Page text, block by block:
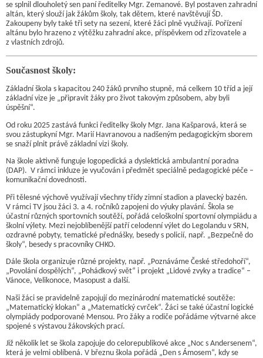
se splnil dlouholetý sen paní ředitelky Mgr. Zemanové. Byl postaven zahradní
altán, který slouží jak žákům školy, tak dětem, které navštěvují ŠD.
Zakoupeny byly také tři sety na sezení, které žáci plně využívají. Pořízení
altánu bylo hrazeno z výtěžku zahradní akce, příspěvkem od zřizovatele a
z vlastních zdrojů.
Současnost školy:
Základní škola s kapacitou 240 žáků prvního stupně, má celkem 10 tříd a její
základní vize je „připravit žáky pro život takovým způsobem, aby byli
úspěšní“.
Od roku 2025 zastává funkci ředitelky školy Mgr. Jana Kašparová, která se
svou zástupkyní Mgr. Marií Havranovou a nadšeným pedagogickým sborem
se snaží plnit právě základní vizi školy.
Na škole aktivně funguje logopedická a dyslektická ambulantní poradna
(DAP). V rámci inkluze je vyučován i předmět speciálně pedagogické péče –
komunikační dovednosti.
Při tělesné výchově využívají všechny třídy zimní stadion a plavecký bazén.
V rámci TV jsou žáci 3. a 4. ročníků zapojeni do výuky plavání. Škola se
účastní různých sportovních soutěží, pořádá celoškolní sportovní olympiádu a
školní výlety. Mezi nejoblíbenější patří celodenní výlet do Legolandu v SRN,
ozdravné pobyty, tematické přednášky, besedy s policií, např. „Bezpečně do
školy“, besedy s pracovníky CHKO.
Dále škola organizuje různé projekty, např. „Poznáváme České středohoří“,
„Povolání dospělých“, „Pohádkový svět“ i projekt „Lidové zvyky a tradice“ –
Vánoce, Velikonoce, Masopust a další.
Naši žáci se pravidelně zapojují do mezinárodní matematické soutěže:
„Matematický klokan“ a „Matematický cvrček“. Žáci se také účastní logické
olympiády podporované Mensou. Pro žáky a rodiče pořádáme výtvarné akce
spojené s výstavou žákovských prací.
Již několik let se škola zapojuje do celorepublikové akce „Noc s Andersenem“,
která je velmi oblíbená. V březnu škola pořádá „Den s Ámosem“, kdy se